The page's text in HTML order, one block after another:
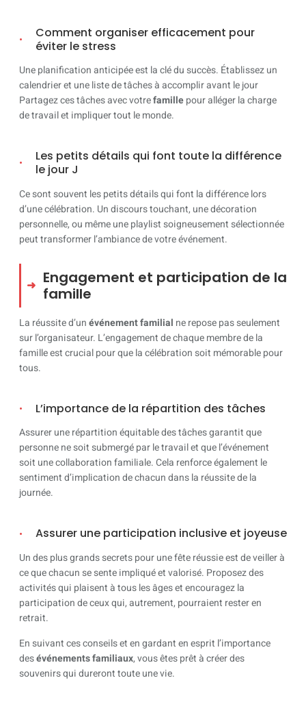
Comment organiser efficacement pour
éviter le stress
Une planification anticipée est la clé du succès. Établissez un
calendrier et une liste de tâches à accomplir avant le jour
Partagez ces tâches avec votrefamillepour alléger la charge
de travail et impliquer tout le monde.
Les petits détails qui font toute la différence
le jour J
Ce sont souvent les petits détails qui font la différence lors
d’une célébration. Un discours touchant, une décoration
personnelle, ou même une playlist soigneusement sélectionnée
peut transformer l’ambiance de votre événement.
Engagement et participation de la
famille
La réussite d’unévénement familial ne repose pas seulement
sur l’organisateur. L’engagement de chaque membre de la
famille est crucial pour que la célébration soit mémorable pour
tous.
L’importance de la répartition des tâches
Assurer une répartition équitable des tâches garantit que
personne ne soit submergé par le travail et que l’événement
soit une collaboration familiale. Cela renforce également le
sentiment d’implication de chacun dans la réussite de la
journée.
Assurer une participation inclusive et joyeuse
Un des plus grands secrets pour une fête réussie est de veiller à
ce que chacun se sente impliqué et valorisé. Proposez des
activités qui plaisent à tous les âges et encouragez la
participation de ceux qui, autrement, pourraient rester en
retrait.
En suivant ces conseils et en gardant en esprit l’importance
desévénements familiaux, vous êtes prêt à créer des
souvenirs qui dureront toute une vie.